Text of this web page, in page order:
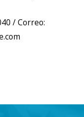
/ Correo: